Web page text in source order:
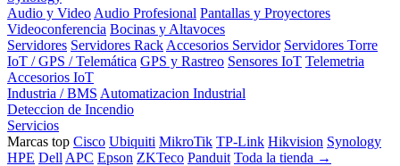
Audio y Video Audio Profesional Pantallas y Proyectores
Videoconferencia Bocinas y Altavoces
Servidores Servidores Rack Accesorios Servidor Servidores Torre
IoT / GPS / Telemática GPS y Rastreo Sensores IoT Telemetria
Accesorios IoT
Industria / BMS Automatizacion Industrial
Deteccion de Incendio
Servicios
Marcas top Cisco Ubiquiti MikroTik TP-Link Hikvision Synology
HPE Dell APC Epson ZKTeco Panduit Toda la tienda →